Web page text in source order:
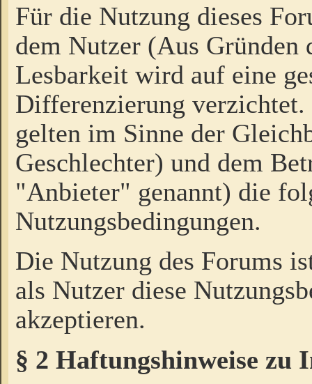
Für die Nutzung dieses
dem Nutzer (Aus Gründen
Lesbarkeit wird auf eine
Differenzierung
gelten im Sinne der
Geschlechter) und dem
"Anbieter" genannt) die
Nutzungsbedingungen.
Die Nutzung des Forums
als Nutzer diese
akzeptieren.
§ 2 Haftungshinweise zu